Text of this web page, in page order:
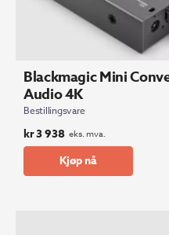
Blackmagic Mini
Audio 4K
Bestillingsvare
kr3 938 eks. mva.
Kjøp nå